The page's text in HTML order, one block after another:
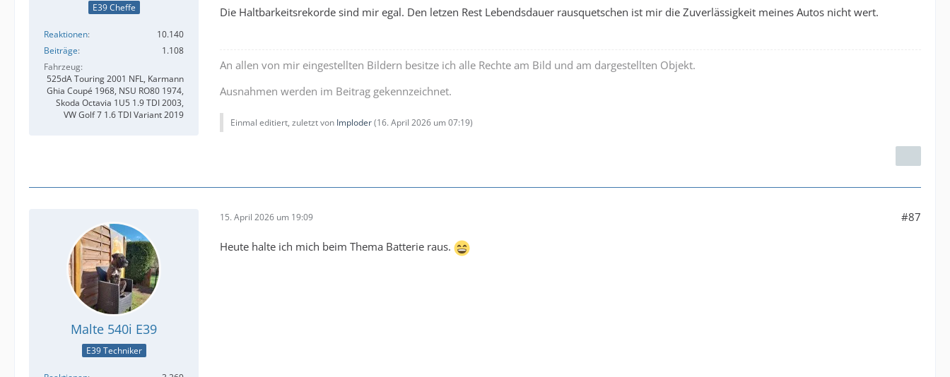
E39 Cheffe
Reaktionen
10.140
Beiträge
1.108
Fahrzeug
525dA Touring 2001 NFL, Karmann
Ghia Coupé 1968, NSU RO80 1974,
Skoda Octavia 1U5 1.9 TDI 2003,
VW Golf 7 1.6 TDI Variant 2019
Die Haltbarkeitsrekorde sind mir egal. Den letzen Rest Lebendsdauer rausquetschen ist mir die Zuverlässigkeit meines Autos nicht wert.
An allen von mir eingestellten Bildern besitze ich alle Rechte am Bild und am dargestellten Objekt.
Ausnahmen werden im Beitrag gekennzeichnet.
Einmal editiert, zuletzt von Imploder(16. April 2026 um 07:19)
Malte 540i E39
E39 Techniker
15. April 2026 um 19:09 #87
Heute halte ich mich beim Thema Batterie raus.